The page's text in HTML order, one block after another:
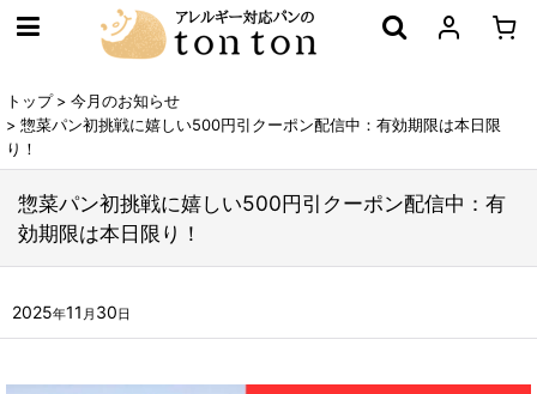
トップ > 今月のお知らせ
> 惣菜パン初挑戦に嬉しい500円引クーポン配信中：有効期限は本日限
り！
惣菜パン初挑戦に嬉しい500円引クーポン配信中：有
効期限は本日限り！
2025年11 月 30 日